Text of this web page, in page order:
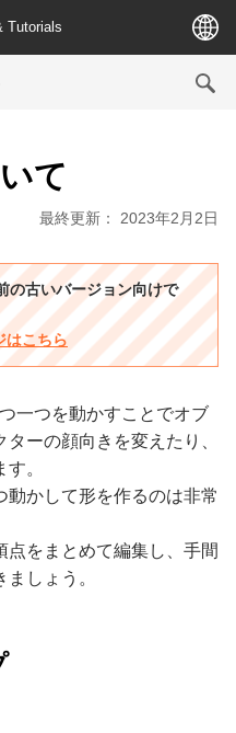
Tutorials
て
最終更新： 2023年2月2日
の古いバージョン向けで
はこちら
一つを動かすことでオブ
ーの顔向きを変えたり、
。
動かして形を作るのは非常
点をまとめて編集し、手間
しょう。